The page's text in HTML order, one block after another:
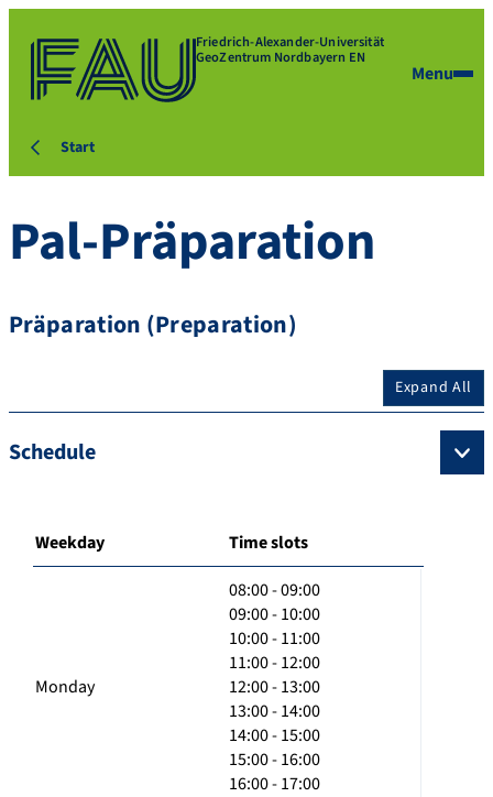
Friedrich-Alexander-Universität
GeoZentrum Nordbayern EN
Menu
Start
Pal-Präparation
Präparation (Preparation)
Expand All
Schedule
Weekday Time slots
Monday
08:00 - 09:00
09:00 - 10:00
10:00 - 11:00
11:00 - 12:00
12:00 - 13:00
13:00 - 14:00
14:00 - 15:00
15:00 - 16:00
16:00 - 17:00